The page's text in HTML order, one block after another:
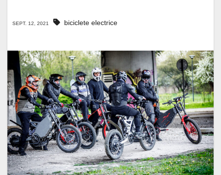
SEPT. 12, 2021 biciclete electrice